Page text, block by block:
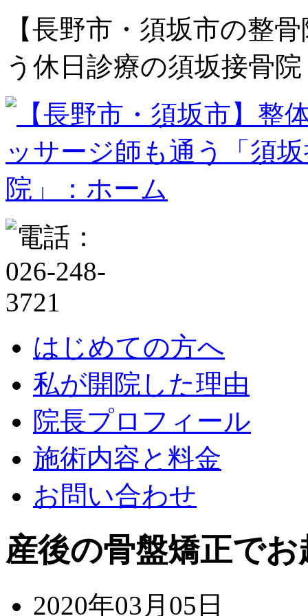
【長野市・須坂市の整
う休日診療の須坂接骨院
はじめての方へ
私が開院した理由
院長プロフィール
施術内容と料金
お問い合わせ
産後の骨盤矯正で
2020年03月05日